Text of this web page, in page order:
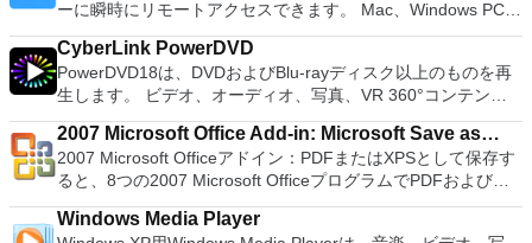
OpenSUSE、Parted Magic、Slackware、Tails、Trinity
Rescue Kit、Ubuntu、Ultimate Boot CD、Windows XP（SP2
以降）、Windows Server 2003 R2、Windows Vista、
Windows 7、Windows 8。 *このリストは完全ではありませ
ア語、マレーシア語、セシュティナ、ダンスク、ドイツ語、英
語、スペイン語、フランス語、フルバツキー、イタリア語、ラ
トヴィエシュ、リエトゥビウ、マジャール、オランダ、ノルス
ク、ポルスキ、ポルトガル、ポルトガル、スロヴェンスキー、
スロベンツキー、スロヴェンスキーSrpski、Suomi、
ケーションでは、ディスクからゲームを直接実行することも、
ハードドライブからISOイメージとして実行することもできま
す。 主な機能は次のとおりです。 Savestates：ボタンを1つ
押すだけで、ゲームの現在の「状態」を保存できます。 無制
限のメモリーカード：好きなだけメモリーカードを保存でき、
8MBから64MBまでの単一の物理カードに制限されなくなりま
した。 高解像度グラフィックス：PCSX2を使用すると、
1080pまたは4K HDでゲームをプレイできます。 全体とし
ゲームを高い精度でエミュレートでき、Windowsとエミュレ
French, German, Spanish, Portuguese,Russian and Polish
languages. To switch between languages requires only a
single click! Despite being a free suite, WPS Office comes
with many innovative features, such as the paragraph
adjustment tool and multiple tabbed feature. It also has a PDF
converter, spell check and word count feature. WPS Office
2016 Personal Edition supports switching language UI,File
Roaming and Docer online templates. Key features include:
Writer Efficient word processor. Presentation Multimedia
presentations creator. Spreadsheets Powerful tool for data
ーに瞬時にリモートアクセスできます。 Mac、Windows PC、
またはLinuxマシン、世界中のどこからでも。 VNC Viewerを
使用すると、コンピューターのデスクトップを表示したり、コ
ンピューターの前に直接座っているかのようにマウスとキーボ
ードを制御したりできます。 VNC Viewerは、インストールと
使用が簡単です。制御したいデバイスでインストーラーを実行
し、指示に従ってください。オプションで、Windowsでのリ
モート展開に使用可能なMSIがあります。デスクトッププラッ
トフォームにVNC Viewerをインストールする権限がない場合
は、スタンドアロンオプションを選択する必要があります。
主な機能は次のとおりです。 クラウドサービスを介してVNC
CyberLink PowerDVD
PowerDVD18は、DVDおよびBlu-rayディスク以上のものを再
生します。 ビデオ、オーディオ、写真、VR 360°コンテン
ツ、さらにはYouTubeやVimeoにとっても、PowerDVD18は重
要なエンターテイメントの仲間です。 Ultra HD HDR TVとサ
ラウンドサウンドシステムの可能性を解き放ち、360°ビデオ
の増え続けるコレクションへのアクセスで仮想世界に没頭する
か、PCまたはラップトップでの比類のない再生サポートと独
自の強化により、どこにいても簡単にリラックスできます。
2007 Microsoft Office Add-in: Microsoft Save as
PDF or XPS
2007 Microsoft Officeアドイン：PDFまたはXPSとして保存す
ると、8つの2007 Microsoft OfficeプログラムでPDFおよび
XPS形式にエクスポートして保存できます。このツールを使用
すると、これらのプログラムのサブセットでPDF形式および
Windows Media Player